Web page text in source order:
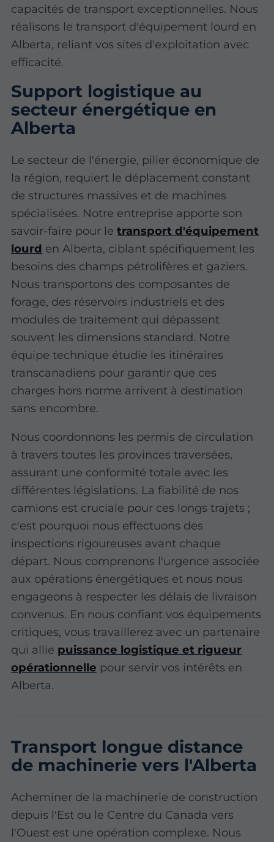
capacités de transport exceptionnelles. Nous
réalisons le transport d'équipement lourd en
Alberta, reliant vos sites d'exploitation avec
efficacité.
Support logistique au
secteur énergétique en
Alberta
Le secteur de l'énergie, pilier économique de
la région, requiert le déplacement constant
de structures massives et de machines
spécialisées. Notre entreprise apporte son
savoir-faire pour letransport d'équipement
lourd en Alberta, ciblant spécifiquement les
besoins des champs pétrolifères et gaziers.
Nous transportons des composantes de
forage, des réservoirs industriels et des
modules de traitement qui dépassent
souvent les dimensions standard. Notre
équipe technique étudie les itinéraires
transcanadiens pour garantir que ces
charges hors norme arrivent à destination
sans encombre.
Nous coordonnons les permis de circulation
à travers toutes les provinces traversées,
assurant une conformité totale avec les
différentes législations. La fiabilité de nos
camions est cruciale pour ces longs trajets ;
c'est pourquoi nous effectuons des
inspections rigoureuses avant chaque
départ. Nous comprenons l'urgence associée
aux opérations énergétiques et nous nous
engageons à respecter les délais de livraison
convenus. En nous confiant vos équipements
critiques, vous travaillerez avec un partenaire
qui allie puissance logistique et rigueur
opérationnelle pour servir vos intérêts en
Alberta.
Transport longue distance
de machinerie vers l'Alberta
Acheminer de la machinerie de construction
depuis l'Est ou le Centre du Canada vers
l'Ouest est une opération complexe. Nous